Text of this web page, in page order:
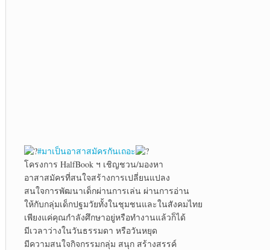
#มาเป็นอาสาสมัครกันเถอะ
โครงการ HalfBook ฯ เชิญชวน/มองหา
อาสาสมัครที่สนใจสร้างการเปลี่ยนแปลง
สนใจการพัฒนาเด็กผ่านการเล่น ผ่านการอ่าน
ให้กับกลุ่มเด็กปฐมวัยทั้งในชุมชนและในสังคมไทย
เพียงแค่คุณกำลังศึกษาอยู่หรือทำงานแล้วก็ได้
มีเวลาว่างในวันธรรมดา หรือวันหยุด
มีความสนใจกิจกรรมกลุ่ม สนุก สร้างสรรค์